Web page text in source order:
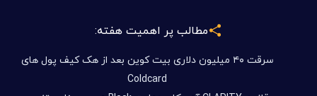
مطالب پر اهمیت هفته:
سرقت ۴۰ میلیون دلاری بیت کوین بعد از هک کیف پول های
Coldcard